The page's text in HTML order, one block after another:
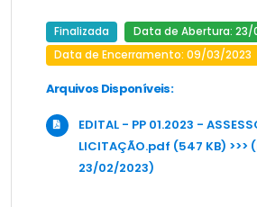
Finalizada
Data de Abertura: 23/
Data de Encerramento: 09/03/2023
Arquivos Disponíveis:
EDITAL - PP 01.2023 -
LICITAÇÃO.pdf (547 KB)
23/02/2023)